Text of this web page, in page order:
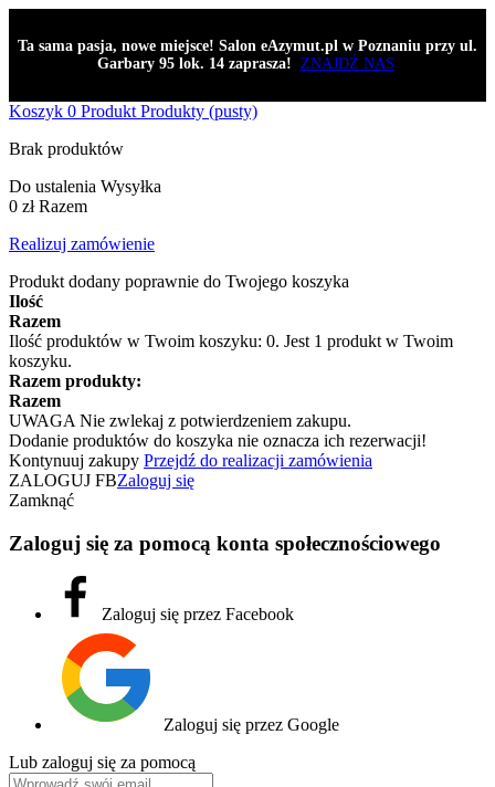
Ta sama pasja, nowe miejsce! Salon eAzymut.pl w Poznaniu przy ul.
Garbary 95 lok. 14 zaprasza! ZNAJDŹ NAS
Koszyk 0 Produkt Produkty (pusty)
Brak produktów
Do ustalenia Wysyłka
0 zł Razem
Realizuj zamówienie
Produkt dodany poprawnie do Twojego koszyka
Ilość
Razem
Ilość produktów w Twoim koszyku: 0. Jest 1 produkt w Twoim
koszyku.
Razem produkty:
Razem
UWAGA Nie zwlekaj z potwierdzeniem zakupu.
Dodanie produktów do koszyka nie oznacza ich rezerwacji!
Kontynuuj zakupy Przejdź do realizacji zamówienia
ZALOGUJ FBZaloguj się
Zamknąć
Zaloguj się za pomocą konta społecznościowego
Zaloguj się przez Facebook
Zaloguj się przez Google
Lub zaloguj się za pomocą